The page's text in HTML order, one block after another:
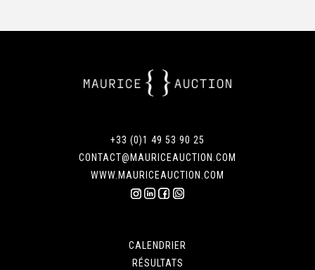
+33 (0)1 49 53 90 25
CONTACT@MAURICEAUCTION.COM
WWW.MAURICEAUCTION.COM
CALENDRIER
RÉSULTATS